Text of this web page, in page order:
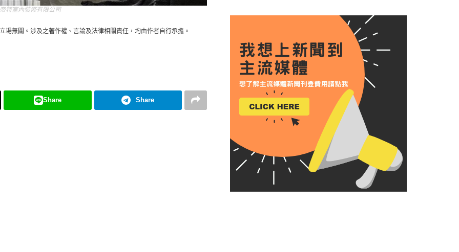
帝特室內裝修有限公司
無關。涉及之著作權、言論及法律相關責任，均由作者自行承擔。
Share Share